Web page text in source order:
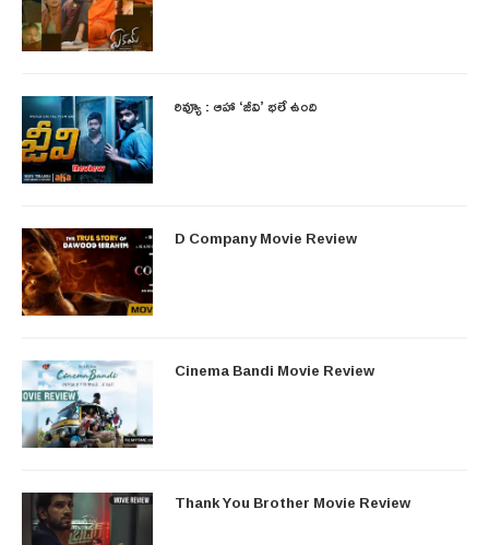
రివ్యూ : ఆహా ‘జీవి’ భలే ఉంది
D Company Movie Review
Cinema Bandi Movie Review
Thank You Brother Movie Review